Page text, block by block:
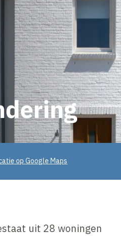
op Google Maps
uit 28 woningen